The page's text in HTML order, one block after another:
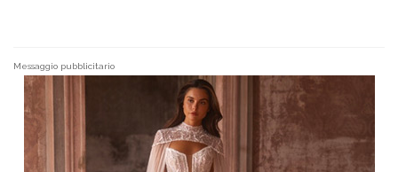
Messaggio pubblicitario